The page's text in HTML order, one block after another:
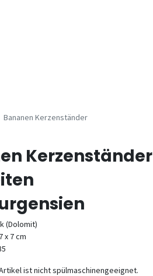
Bananen Kerzenständer
Kerzenständer
(Dolomit)
x 7 cm
ist nicht spülmaschinengeeignet.